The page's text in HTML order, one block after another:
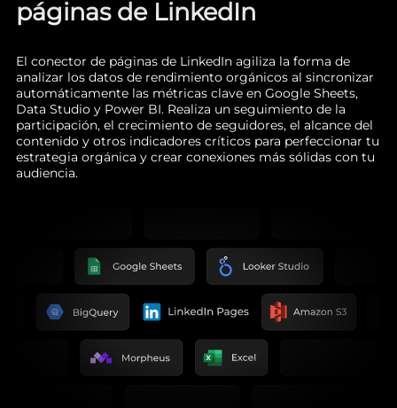
páginas de LinkedIn
El conector de páginas de LinkedIn agiliza la forma de
analizar los datos de rendimiento orgánicos al sincronizar
automáticamente las métricas clave en Google Sheets,
Data Studio y Power BI. Realiza un seguimiento de la
participación, el crecimiento de seguidores, el alcance del
contenido y otros indicadores críticos para perfeccionar tu
estrategia orgánica y crear conexiones más sólidas con tu
audiencia.